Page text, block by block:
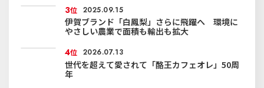
3位 2025.09.15
伊賀ブランド「白鳳梨」さらに飛躍へ 環境に
やさしい農業で面積も輸出も拡大
4位 2026.07.13
世代を超えて愛されて「酪王カフェオレ」50周
年